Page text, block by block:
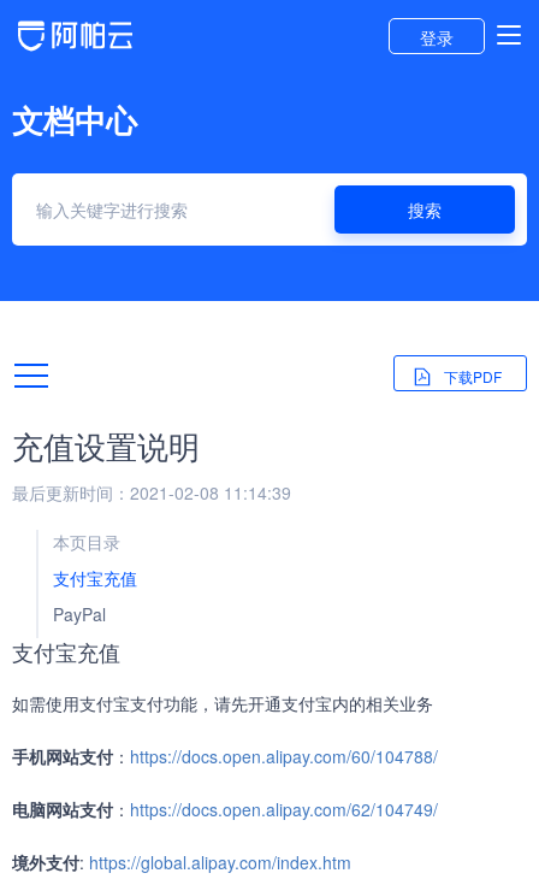
登录
文档中心
搜索
下载PDF
充值设置说明
最后更新时间：2021-02-08 11:14:39
本页目录
支付宝充值
PayPal
支付宝充值
如需使用支付宝支付功能，请先开通支付宝内的相关业务
手机网站支付 ： https://docs.open.alipay.com/60/104788/
电脑网站支付 ： https://docs.open.alipay.com/62/104749/
境外支付: https://global.alipay.com/index.htm